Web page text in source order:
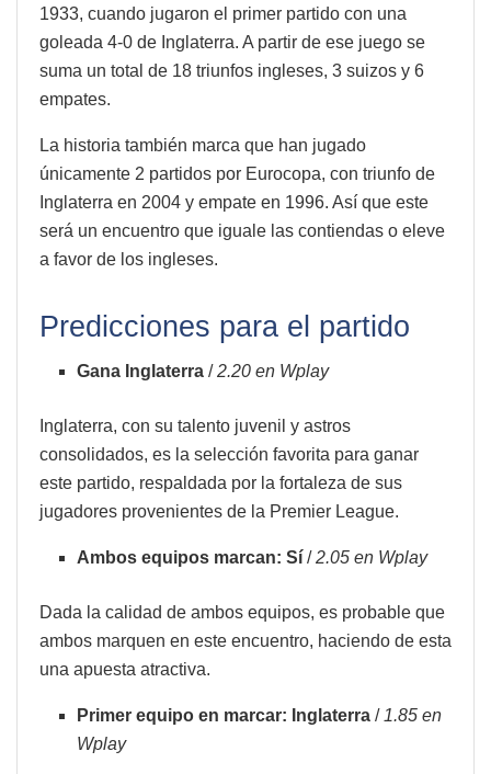
1933, cuando jugaron el primer partido con una
goleada 4-0 de Inglaterra. A partir de ese juego se
suma un total de 18 triunfos ingleses, 3 suizos y 6
empates.
La historia también marca que han jugado
únicamente 2 partidos por Eurocopa, con triunfo de
Inglaterra en 2004 y empate en 1996. Así que este
será un encuentro que iguale las contiendas o eleve
a favor de los ingleses.
Predicciones para el partido
Gana Inglaterra /2.20 en Wplay
Inglaterra, con su talento juvenil y astros
consolidados, es la selección favorita para ganar
este partido, respaldada por la fortaleza de sus
jugadores provenientes de la Premier League.
Ambos equipos marcan: Sí /2.05 en Wplay
Dada la calidad de ambos equipos, es probable que
ambos marquen en este encuentro, haciendo de esta
una apuesta atractiva.
Primer equipo en marcar: Inglaterra / 1.85 en
Wplay